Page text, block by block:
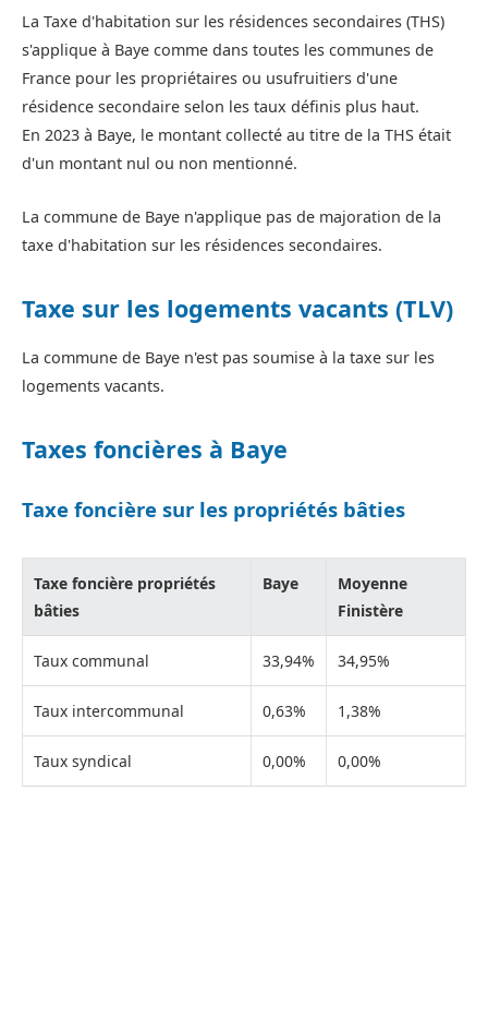
La Taxe d'habitation sur les résidences secondaires (THS)
s'applique à Baye comme dans toutes les communes de
France pour les propriétaires ou usufruitiers d'une
résidence secondaire selon les taux définis plus haut.
En 2023 à Baye, le montant collecté au titre de la THS était
d'un montant nul ou non mentionné.
La commune de Baye n'applique pas de majoration de la
taxe d'habitation sur les résidences secondaires.
Taxe sur les logements vacants (TLV)
La commune de Baye n'est pas soumise à la taxe sur les
logements vacants.
Taxes foncières à Baye
Taxe foncière sur les propriétés bâties
Taxe foncière propriétés
bâties
Baye
Moyenne
Finistère
Taux communal 33,94% 34,95%
Taux intercommunal 0,63% 1,38%
Taux syndical 0,00% 0,00%